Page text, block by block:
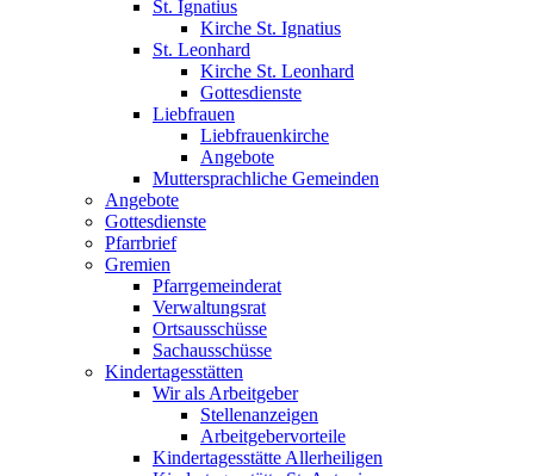
St. Ignatius
Kirche St. Ignatius
St. Leonhard
Kirche St. Leonhard
Gottesdienste
Liebfrauen
Liebfrauenkirche
Angebote
Muttersprachliche Gemeinden
Angebote
Gottesdienste
Pfarrbrief
Gremien
Pfarrgemeinderat
Verwaltungsrat
Ortsausschüsse
Sachausschüsse
Kindertagesstätten
Wir als Arbeitgeber
Stellenanzeigen
Arbeitgebervorteile
Kindertagesstätte Allerheiligen